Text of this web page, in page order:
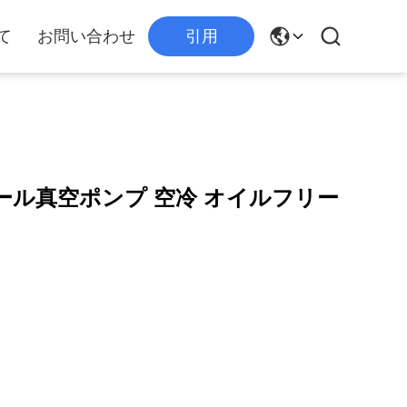
お問い合わせ 引用
ル真空ポンプ 空冷 オイルフリー